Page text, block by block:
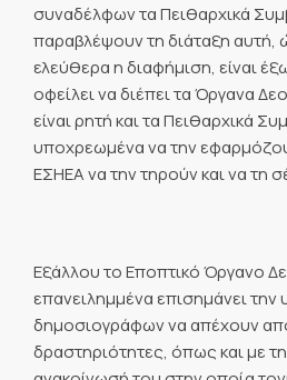
συναδέλφων τα Πειθαρχικά
παραβλέψουν τη διάταξη αυτή,
ελεύθερα η διαφήμιση, είναι
οφείλει να διέπει τα Όργανα
είναι ρητή και τα Πειθαρχικά
υποχρεωμένα να την
ΕΣΗΕΑ να την τηρούν και να τη
Εξάλλου το Εποπτικό Όργανο
επανειλημμένα επισημάνει
δημοσιογράφων να απέχουν
δραστηριότητες, όπως και με